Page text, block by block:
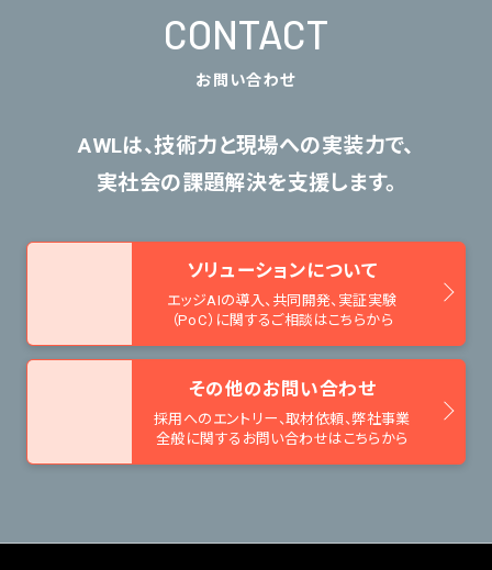
CONTACT
お問い合わせ
AWLは、技術力と現場への実装力で、
実社会の課題解決を支援します。
ソリューションについて
エッジAIの導入、共同開発、 実証実験
（PoC）に関するご相談はこちらから
その他のお問い合わせ
採用へのエントリー、取材依頼、弊社事業
全般に関するお問い合わせはこちらから